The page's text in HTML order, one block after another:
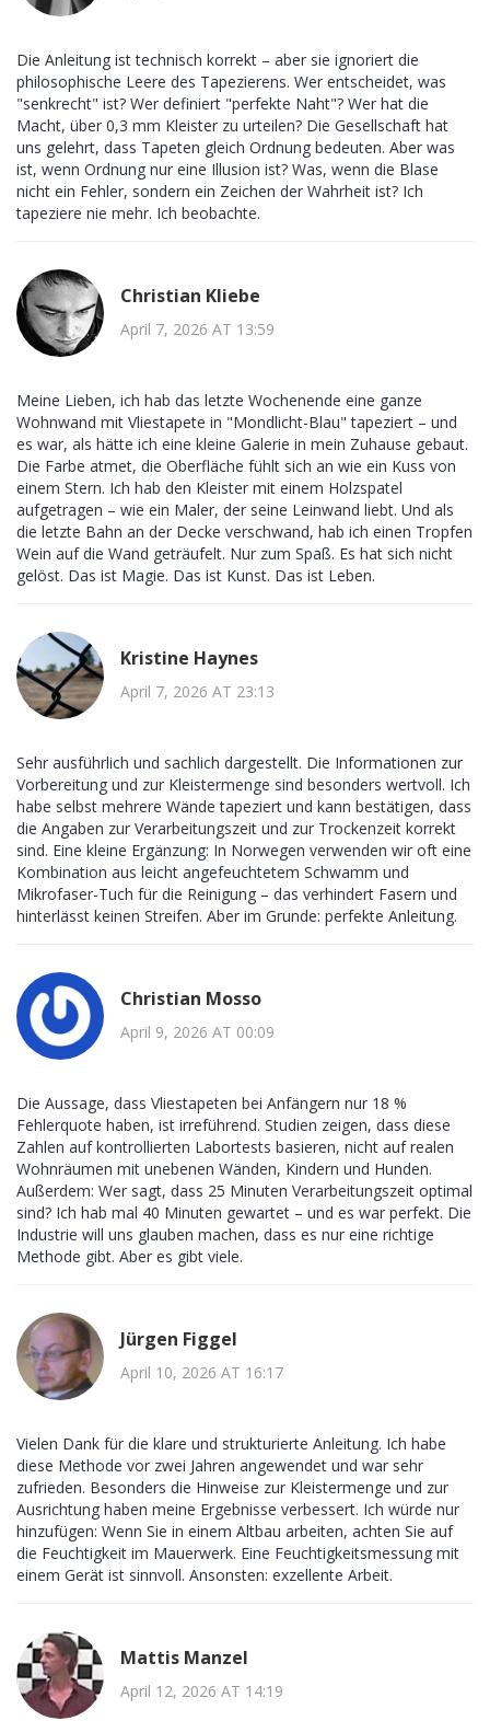
Die Anleitung ist technisch korrekt – aber sie ignoriert die
philosophische Leere des Tapezierens. Wer entscheidet, was
"senkrecht" ist? Wer definiert "perfekte Naht"? Wer hat die
Macht, über 0,3 mm Kleister zu urteilen? Die Gesellschaft hat
uns gelehrt, dass Tapeten gleich Ordnung bedeuten. Aber was
ist, wenn Ordnung nur eine Illusion ist? Was, wenn die Blase
nicht ein Fehler, sondern ein Zeichen der Wahrheit ist? Ich
tapeziere nie mehr. Ich beobachte.
Christian Kliebe
April 7, 2026 AT 13:59
Meine Lieben, ich hab das letzte Wochenende eine ganze
Wohnwand mit Vliestapete in "Mondlicht-Blau" tapeziert – und
es war, als hätte ich eine kleine Galerie in mein Zuhause gebaut.
Die Farbe atmet, die Oberfläche fühlt sich an wie ein Kuss von
einem Stern. Ich hab den Kleister mit einem Holzspatel
aufgetragen – wie ein Maler, der seine Leinwand liebt. Und als
die letzte Bahn an der Decke verschwand, hab ich einen Tropfen
Wein auf die Wand geträufelt. Nur zum Spaß. Es hat sich nicht
gelöst. Das ist Magie. Das ist Kunst. Das ist Leben.
Kristine Haynes
April 7, 2026 AT 23:13
Sehr ausführlich und sachlich dargestellt. Die Informationen zur
Vorbereitung und zur Kleistermenge sind besonders wertvoll. Ich
habe selbst mehrere Wände tapeziert und kann bestätigen, dass
die Angaben zur Verarbeitungszeit und zur Trockenzeit korrekt
sind. Eine kleine Ergänzung: In Norwegen verwenden wir oft eine
Kombination aus leicht angefeuchtetem Schwamm und
Mikrofaser-Tuch für die Reinigung – das verhindert Fasern und
hinterlässt keinen Streifen. Aber im Grunde: perfekte Anleitung.
Christian Mosso
April 9, 2026 AT 00:09
Die Aussage, dass Vliestapeten bei Anfängern nur 18 %
Fehlerquote haben, ist irreführend. Studien zeigen, dass diese
Zahlen auf kontrollierten Labortests basieren, nicht auf realen
Wohnräumen mit unebenen Wänden, Kindern und Hunden.
Außerdem: Wer sagt, dass 25 Minuten Verarbeitungszeit optimal
sind? Ich hab mal 40 Minuten gewartet – und es war perfekt. Die
Industrie will uns glauben machen, dass es nur eine richtige
Methode gibt. Aber es gibt viele.
Jürgen Figgel
April 10, 2026 AT 16:17
Vielen Dank für die klare und strukturierte Anleitung. Ich habe
diese Methode vor zwei Jahren angewendet und war sehr
zufrieden. Besonders die Hinweise zur Kleistermenge und zur
Ausrichtung haben meine Ergebnisse verbessert. Ich würde nur
hinzufügen: Wenn Sie in einem Altbau arbeiten, achten Sie auf
die Feuchtigkeit im Mauerwerk. Eine Feuchtigkeitsmessung mit
einem Gerät ist sinnvoll. Ansonsten: exzellente Arbeit.
Mattis Manzel
April 12, 2026 AT 14:19